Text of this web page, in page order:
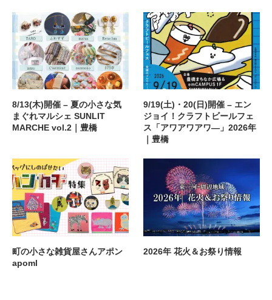
8/13(木)開催 – 夏の小さな気
まぐれマルシェ SUNLIT
MARCHE vol.2｜豊橋
9/19(土)・20(日)開催 – エン
ジョイ！クラフトビールフェ
ス「アワアワアワ―」2026年
｜豊橋
町の小さな雑貨屋さんアポン
apoml
2026年 花火＆お祭り情報